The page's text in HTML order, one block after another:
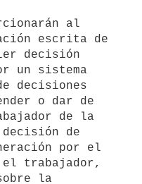
escrita de
decisión
un sistema
decisiones
o dar de
de la
de
por el
trabajador,
la